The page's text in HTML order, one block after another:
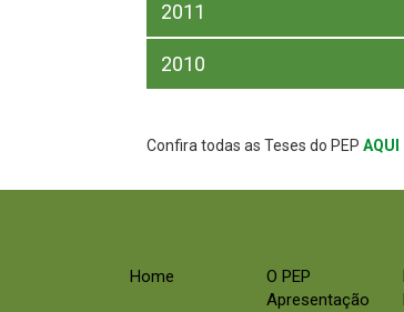
2011
2010
Confira todas as Teses do PEP AQUI
Home
O PEP
Apresentação